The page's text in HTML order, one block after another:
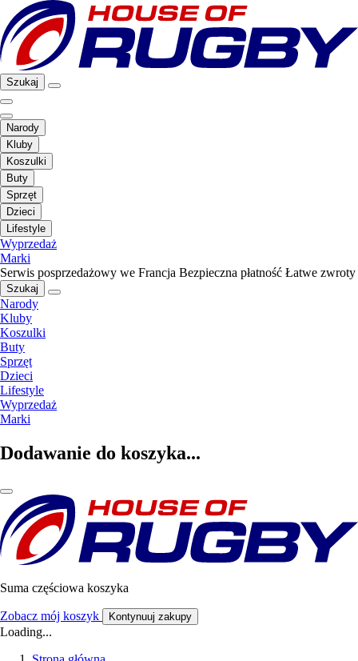
Szukaj
Narody
Kluby
Koszulki
Buty
Sprzęt
Dzieci
Lifestyle
Wyprzedaż
Marki
Serwis posprzedażowy we Francja Bezpieczna płatność Łatwe zwroty
Szukaj
Narody
Kluby
Koszulki
Buty
Sprzęt
Dzieci
Lifestyle
Wyprzedaż
Marki
Dodawanie do koszyka...
Suma częściowa koszyka
Zobacz mój koszyk Kontynuuj zakupy
Loading...